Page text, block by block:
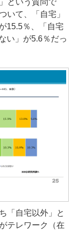
という質問で
いて、「自宅」
15.5％、「自宅
い」が5.6％だっ
「自宅以外」と
テレワーク（在